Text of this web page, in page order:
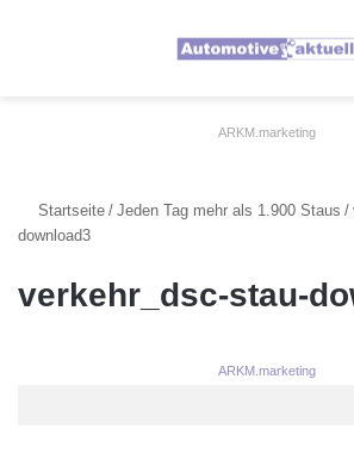
ARKM.marketing
Startseite / Jeden Tag mehr als 1.900 Staus /
download3
verkehr_dsc-stau-
ARKM.marketing